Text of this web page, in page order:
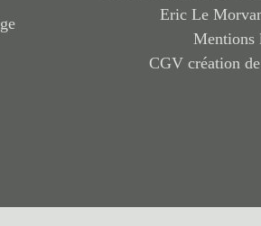
Eric Le
Mentions
CGV création